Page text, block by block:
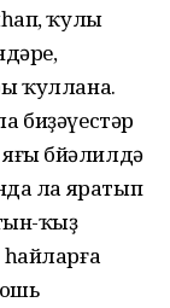
ҡулы
ҡуллана.
биҙәүестәр
Әбйәлилдә
ла яратып
ҡыҙ